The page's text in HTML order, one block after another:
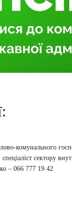
комунального
сектору
– 066 777 19 42